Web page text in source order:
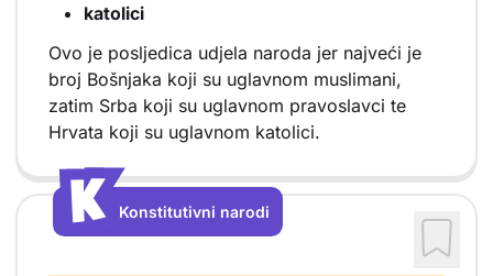
katolici
Ovo je posljedica udjela naroda jer najveći je
broj Bošnjaka koji su uglavnom muslimani,
zatim Srba koji su uglavnom pravoslavci te
Hrvata koji su uglavnom katolici.
K
K
Konstitutivni narodi